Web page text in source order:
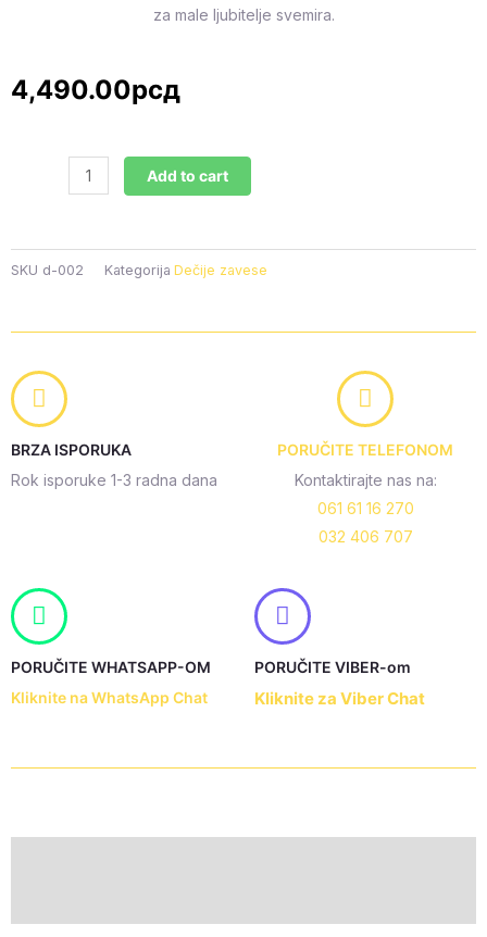
za male ljubitelje svemira.
4,490.00рсд
(Jedno
D-
002
Add to cart
SKU d-002 Kategorija Dečije zavese
BRZA ISPORUKA
Rok isporuke 1-3 radna dana
PORUČITE TELEFONOM
Kontaktirajte nas na:
061 61 16 270
032 406 707
PORUČITE WHATSAPP-OM
Kliknite na WhatsApp Chat
PORUČITE VIBER-om
Kliknite za Viber Chat